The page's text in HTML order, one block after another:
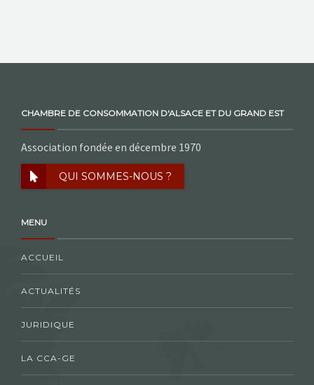
CHAMBRE DE CONSOMMATION D'ALSACE ET DU GRAND EST
Association fondée en décembre 1970
QUI SOMMES-NOUS ?
MENU
ACCUEIL
ACTUALITÉS
JURIDIQUE
LA CCA-GE